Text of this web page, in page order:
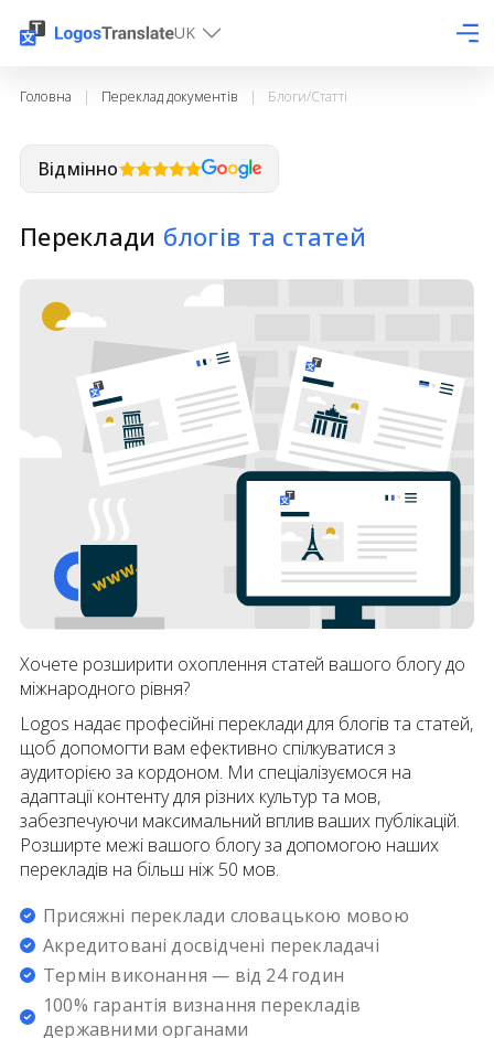
UK
Головна | Переклад документів | Блоги/Статті
Відмінно
Переклади блогів та статей
Хочете розширити охоплення статей вашого блогу до
міжнародного рівня?
Logos надає професійні переклади для блогів та статей,
щоб допомогти вам ефективно спілкуватися з
аудиторією за кордоном. Ми спеціалізуємося на
адаптації контенту для різних культур та мов,
забезпечуючи максимальний вплив ваших публікацій.
Розширте межі вашого блогу за допомогою наших
перекладів на більш ніж 50 мов.
Присяжні переклади словацькою мовою
Акредитовані досвідчені перекладачі
Термін виконання — від 24 годин
100% гарантія визнання перекладів
державними органами